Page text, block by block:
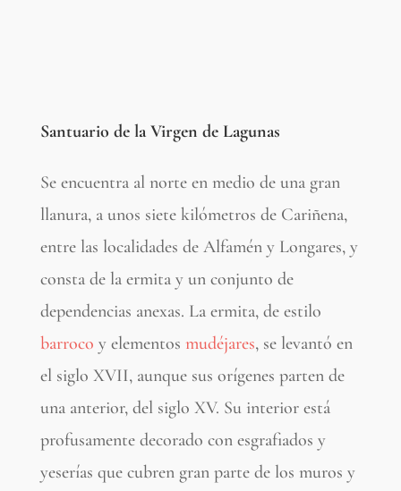
Santuario de la Virgen de Lagunas
Se encuentra al norte en medio de una gran
llanura, a unos siete kilómetros de Cariñena,
entre las localidades de Alfamén y Longares, y
consta de la ermita y un conjunto de
dependencias anexas. La ermita, de estilo
barroco y elementos mudéjares, se levantó en
el siglo XVII, aunque sus orígenes parten de
una anterior, del siglo XV. Su interior está
profusamente decorado con esgrafiados y
yeserías que cubren gran parte de los muros y